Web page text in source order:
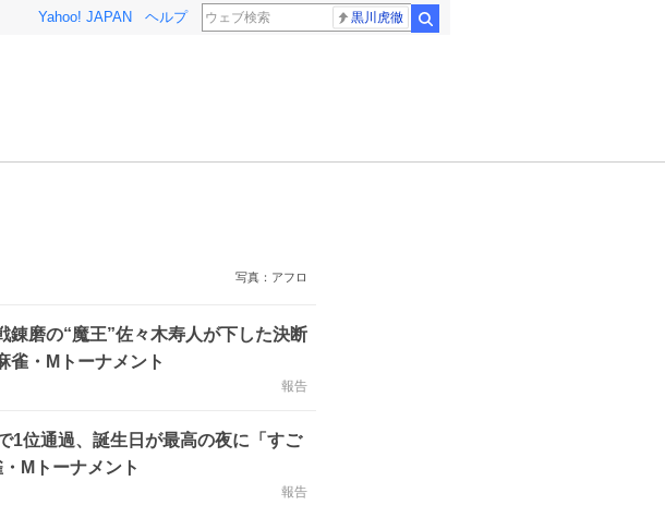
Yahoo! JAPAN ヘルプ 黒川虎徹
写真：アフロ
磨の“魔王”佐々木寿人が下した決断
雀・Mトーナメント
報告
1位通過、誕生日が最高の夜に「すご
Mトーナメント
報告